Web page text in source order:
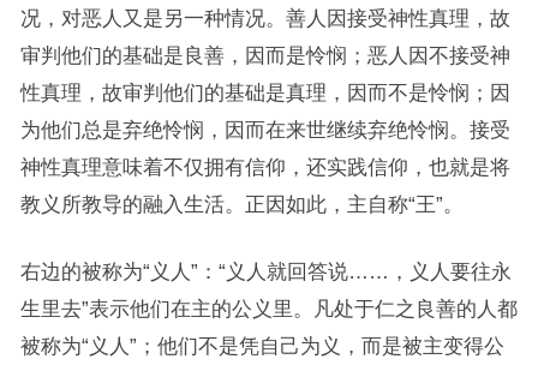
况，对恶人又是另一种情况。善人因接受神性真理，故
审判他们的基础是良善，因而是怜悯；恶人因不接受神
性真理，故审判他们的基础是真理，因而不是怜悯；因
为他们总是弃绝怜悯，因而在来世继续弃绝怜悯。接受
神性真理意味着不仅拥有信仰，还实践信仰，也就是将
教义所教导的融入生活。正因如此，主自称“王”。
右边的被称为“义人”：“义人就回答说……，义人要往永
生里去”表示他们在主的公义里。凡处于仁之良善的人都
被称为“义人”；他们不是凭自己为义，而是被主变得公